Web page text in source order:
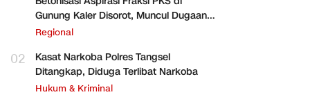
Gunung Kaler Disorot, Muncul Dugaan
Pengurangan Volume
Regional
02
Kasat Narkoba Polres Tangsel
Ditangkap, Diduga Terlibat Narkoba
Hukum & Kriminal